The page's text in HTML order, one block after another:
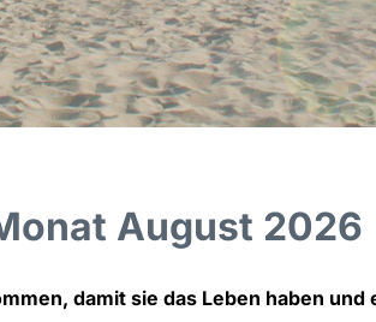
August 2026
damit sie das Leben haben und